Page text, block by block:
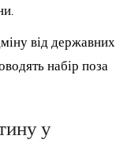
від державних
набір поза
у